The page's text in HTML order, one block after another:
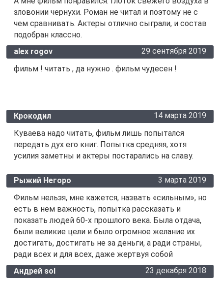
зловонии чернухи. Роман не читал и поэтому не с
чем сравнивать. Актеры отлично сыграли, и состав
подобран классно.
alex rogov
29 сентября 2019
фильм ! читать , да нужно . фильм чудесен !
Крокодил
14 марта 2019
Куваева надо читать, фильм лишь попытался
передать дух его книг. Попытка средняя, хотя
усилия заметны и актеры постарались на славу.
Рыжий Негоро
3 марта 2019
Фильм нельзя, мне кажется, назвать «сильным», но
есть в нем важность, попытка рассказать и
показать людей 60-х прошлого века. Была отдача,
были великие цели и было огромное желание их
достигать, достигать не за деньги, а ради страны,
ради всех и для всех, даже жертвуя собой
Андрей sol
23 декабря 2018